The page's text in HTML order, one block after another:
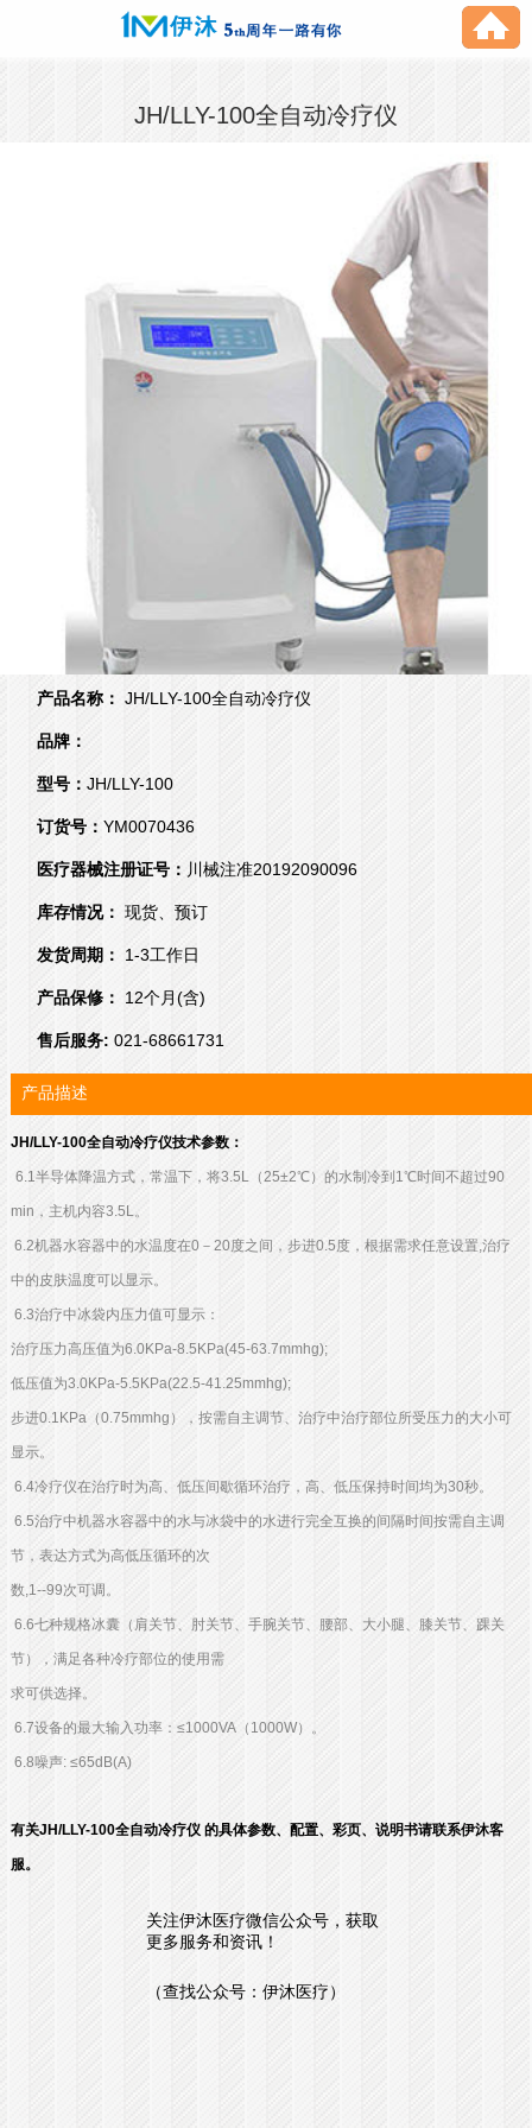
JH/LLY-100全自动冷疗仪
产品名称： JH/LLY-100全自动冷疗仪
品牌：
型号：JH/LLY-100
订货号：YM0070436
医疗器械注册证号： 川械注准20192090096
库存情况： 现货、预订
发货周期： 1-3工作日
产品保修： 12个月(含)
售后服务: 021-68661731
产品描述
JH/LLY-100全自动冷疗仪技术参数：
6.1半导体降温方式，常温下，将3.5L（25±2℃）的水制冷到1℃时间不超过90
min，主机内容3.5L。
6.2机器水容器中的水温度在0－20度之间，步进0.5度，根据需求任意设置,治疗
中的皮肤温度可以显示。
6.3治疗中冰袋内压力值可显示：
治疗压力高压值为6.0KPa-8.5KPa(45-63.7mmhg);
低压值为3.0KPa-5.5KPa(22.5-41.25mmhg);
步进0.1KPa（0.75mmhg），按需自主调节、治疗中治疗部位所受压力的大小可
显示。
6.4冷疗仪在治疗时为高、低压间歇循环治疗，高、低压保持时间均为30秒。
6.5治疗中机器水容器中的水与冰袋中的水进行完全互换的间隔时间按需自主调
节，表达方式为高低压循环的次
数,1--99次可调。
6.6七种规格冰囊（肩关节、肘关节、手腕关节、腰部、大小腿、膝关节、踝关
节），满足各种冷疗部位的使用需
求可供选择。
6.7设备的最大输入功率：≤1000VA（1000W）。
6.8噪声: ≤65dB(A)
有关JH/LLY-100全自动冷疗仪 的具体参数、配置、彩页、说明书请联系伊沐客
服。
关注伊沐医疗微信公众号，获取
更多服务和资讯！
（查找公众号：伊沐医疗）